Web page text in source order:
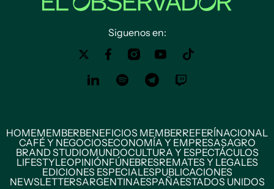
Siguenos en:
HOMEMEMBERBENEFICIOS MEMBERREFERÍNACIONAL
CAFÉ Y NEGOCIOSECONOMÍA Y EMPRESASAGRO
BRAND STUDIOMUNDOCULTURA Y ESPECTÁCULOS
LIFESTYLEOPINIÓNFÚNEBRESREMATES Y LEGALES
EDICIONES ESPECIALESPUBLICACIONES
NEWSLETTERSARGENTINAESPAÑAESTADOS UNIDOS